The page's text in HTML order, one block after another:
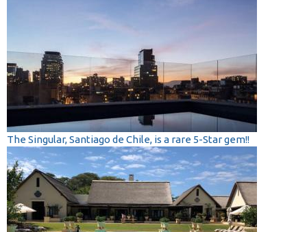
The Singular, Santiago de Chile, is a rare 5-Star gem!!